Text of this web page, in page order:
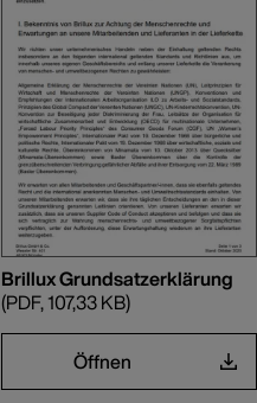
Brillux Grundsatzerklärung
(PDF, 107,33 KB)
Öffnen